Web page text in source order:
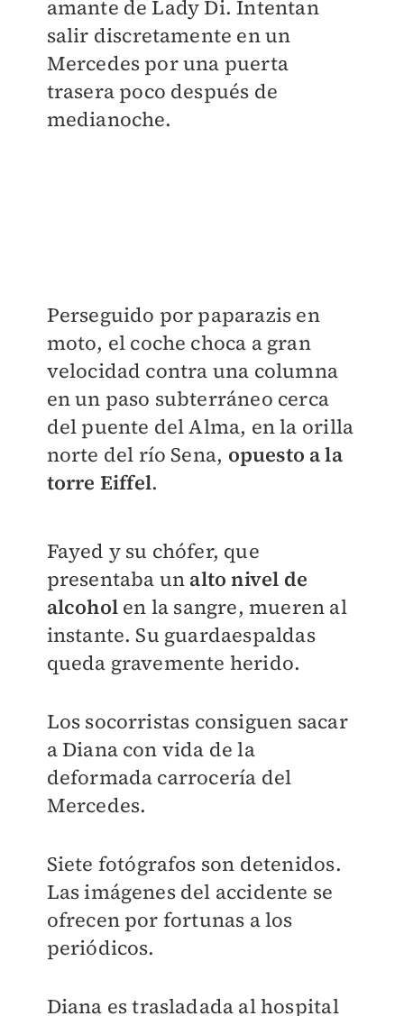
amante de Lady Di. Intentan
salir discretamente en un
Mercedes por una puerta
trasera poco después de
medianoche.
Perseguido por paparazis en
moto, el coche choca a gran
velocidad contra una columna
en un paso subterráneo cerca
del puente del Alma, en la orilla
norte del río Sena, opuesto a la
torre Eiffel.
Fayed y su chófer, que
presentaba un alto nivel de
alcohol en la sangre, mueren al
instante. Su guardaespaldas
queda gravemente herido.
Los socorristas consiguen sacar
a Diana con vida de la
deformada carrocería del
Mercedes.
Siete fotógrafos son detenidos.
Las imágenes del accidente se
ofrecen por fortunas a los
periódicos.
Diana es trasladada al hospital